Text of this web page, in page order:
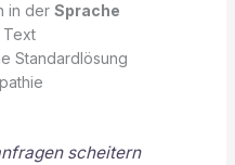
in der Sprache
Text
Standardlösung
scheitern